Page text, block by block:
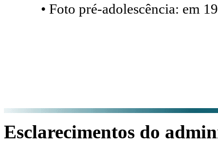
• Foto pré-adolescência: em
Esclarecimentos do